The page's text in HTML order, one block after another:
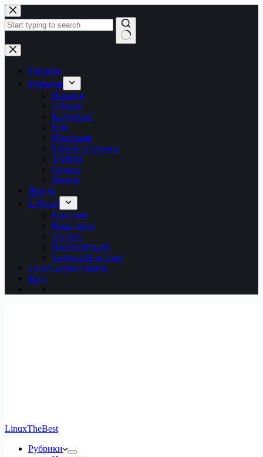
Перейти
до
вмісту
Немає
результатів
Головна
Рубрики
Новини
Обзори
Інструкції
Ігри
Програми
Робоче оточення
Android
Сервер
Железо
Форум
LTB.net
Про сайт
Наші друзі
Автори
Пожертвувати
Зворотній зв’язок
Статті користувачів
Вхід
LinuxTheBest
Рубрики